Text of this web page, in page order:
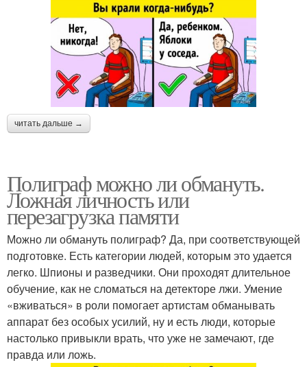
читать дальше →
Полиграф можно ли обмануть.
Ложная личность или
перезагрузка памяти
Можно ли обмануть полиграф? Да, при соответствующей
подготовке. Есть категории людей, которым это удается
легко. Шпионы и разведчики. Они проходят длительное
обучение, как не сломаться на детекторе лжи. Умение
«вживаться» в роли помогает артистам обманывать
аппарат без особых усилий, ну и есть люди, которые
настолько привыкли врать, что уже не замечают, где
правда или ложь.